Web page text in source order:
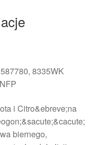
8335WK
NFP
i Citro&ebreve;na
biernego,